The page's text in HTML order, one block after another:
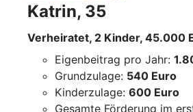
Katrin, 35
Verheiratet, 2 Kinder, 45.000
Eigenbeitrag pro Jahr:
Grundzulage: 540 Euro
Kinderzulage: 600 Euro
Gesamte Förderung im